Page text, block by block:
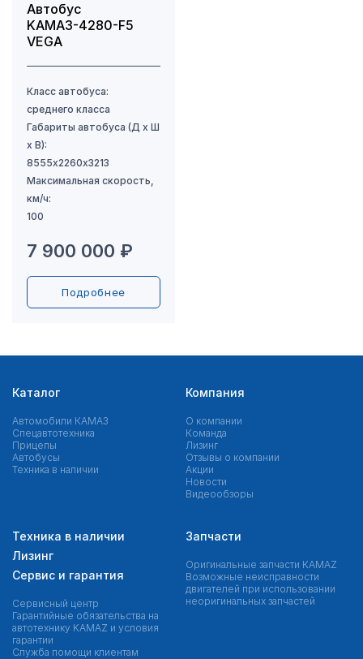
Автобус
KAMAЗ-4280-F5
VEGA
7 900 000 ₽
Подробнее
Каталог
Автомобили КАМАЗ
Спецавтотехника
Прицепы
Автобусы
Техника в наличии
Компания
О компании
Команда
Лизинг
Отзывы о компании
Акции
Новости
Видеообзоры
Техника в наличии
Лизинг
Сервис и гарантия
Сервисный центр
Гарантийные обязательства на
автотехнику KAMAZ и условия
гарантии
Служба помощи клиентам
Запчасти
Оригинальные запчасти КAMAZ
Возможные неисправности
двигателей при использовании
неоригинальных запчастей